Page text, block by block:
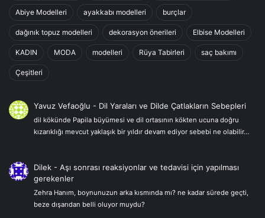
Abiye Modelleri ayakkabı modelleri burçlar
dağınık topuz modelleri dekorasyon önerileri Elbise Modelleri
KADIN MODA modelleri Rüya Tabirleri saç bakımı
Çeşitleri
Yavuz Vefaoğlu - Dil Yaraları ve Dilde Çatlakların Sebepleri
dil kökünde Papila büyümesi ve dil ortasının kökten ucuna doğru
kızarıklığı mevcut yaklaşık bir yıldır devam ediyor sebebi ne olabilir…
Dilek -Aşı sonrası reaksiyonlar ve tedavisi için yapılması
gerekenler
Zehra Hanım, boynunuzun arka kısmında mı? ne kadar sürede geçti,
beze dışarıdan belli oluyor muydu?